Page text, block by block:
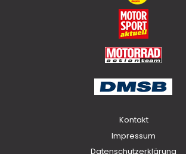
Kontakt
Impressum
Datenschutzerklärung